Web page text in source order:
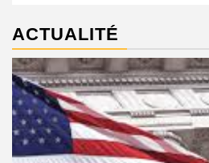
ACTUALITÉ